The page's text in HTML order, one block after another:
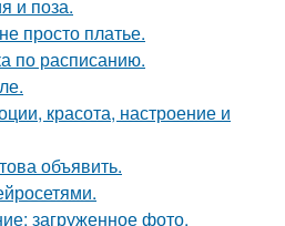
и поза.
просто платье.
по расписанию.
красота, настроение и
объявить.
загруженное фото.